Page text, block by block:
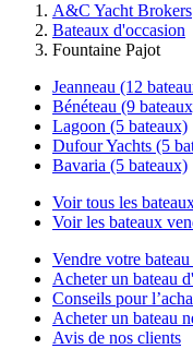
A&C Yacht Brokers
Bateaux d'occasion
Fountaine Pajot
Jeanneau (12
Bénéteau (9
Lagoon (5 bateaux)
Dufour Yachts (5
Bavaria (5 bateaux)
Voir tous les
Voir les bateaux
Vendre votre
Acheter un bateau
Conseils pour
Acheter un bateau
Avis de nos clients